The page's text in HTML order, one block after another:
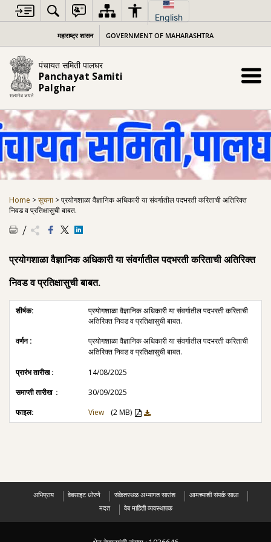
content
English
महाराष्ट्र शासन GOVERNMENT OF MAHARASHTRA
पंचायत समिती पालघर
Panchayat Samiti
Palghar
Home >सूचना >प्रयोगशाळा वैज्ञानिक अधिकारी या संवर्गातील पदभरती करिताची अतिरिक्त
निवड व प्रतिक्षासुची बाबत.
प्रयोगशाळा वैज्ञानिक अधिकारी या संवर्गातील पदभरती करिताची अतिरिक्त
निवड व प्रतिक्षासुची बाबत.
प्रयोगशाळा वैज्ञानिक अधिकारी या संवर्गातील पदभरती करिताची
अतिरिक्त निवड व प्रतिक्षासुची बाबत.
प्रयोगशाळा वैज्ञानिक अधिकारी या संवर्गातील पदभरती करिताची
अतिरिक्त निवड व प्रतिक्षासुची बाबत.
14/08/2025
30/09/2025
View
(2 MB)
अभिप्राय वेबसाइट धोरणे संकेतस्थळ अभ्यागत सारांश
आमच्याशी संपर्क साधा
मदत
वेब माहिती व्यवस्थापक